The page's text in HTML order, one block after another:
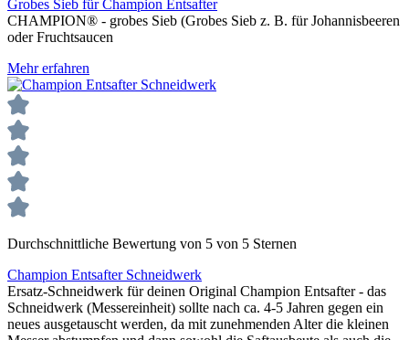
Grobes Sieb für Champion Entsafter
CHAMPION® - grobes Sieb (Grobes Sieb z. B. für Johannisbeeren
oder Fruchtsaucen
Mehr erfahren
Durchschnittliche Bewertung von 5 von 5 Sternen
Champion Entsafter Schneidwerk
Ersatz-Schneidwerk für deinen Original Champion Entsafter - das
Schneidwerk (Messereinheit) sollte nach ca. 4-5 Jahren gegen ein
neues ausgetauscht werden, da mit zunehmenden Alter die kleinen